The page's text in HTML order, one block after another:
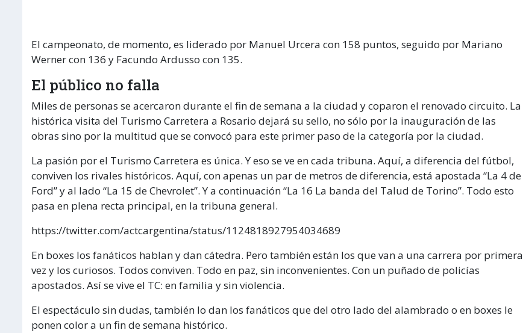
El campeonato, de momento, es liderado por Manuel Urcera con 158 puntos, seguido por Mariano
Werner con 136 y Facundo Ardusso con 135.
El público no falla
Miles de personas se acercaron durante el fin de semana a la ciudad y coparon el renovado circuito. La
histórica visita del Turismo Carretera a Rosario dejará su sello, no sólo por la inauguración de las
obras sino por la multitud que se convocó para este primer paso de la categoría por la ciudad.
La pasión por el Turismo Carretera es única. Y eso se ve en cada tribuna. Aquí, a diferencia del fútbol,
conviven los rivales históricos. Aquí, con apenas un par de metros de diferencia, está apostada “La 4 de
Ford” y al lado “La 15 de Chevrolet”. Y a continuación “La 16 La banda del Talud de Torino”. Todo esto
pasa en plena recta principal, en la tribuna general.
https://twitter.com/actcargentina/status/1124818927954034689
En boxes los fanáticos hablan y dan cátedra. Pero también están los que van a una carrera por primera
vez y los curiosos. Todos conviven. Todo en paz, sin inconvenientes. Con un puñado de policías
apostados. Así se vive el TC: en familia y sin violencia.
El espectáculo sin dudas, también lo dan los fanáticos que del otro lado del alambrado o en boxes le
ponen color a un fin de semana histórico.